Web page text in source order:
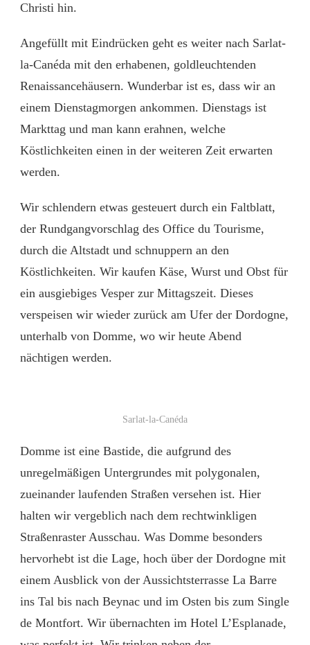
Christi hin.
Angefüllt mit Eindrücken geht es weiter nach Sarlat-
la-Canéda mit den erhabenen, goldleuchtenden
Renaissancehäusern. Wunderbar ist es, dass wir an
einem Dienstagmorgen ankommen. Dienstags ist
Markttag und man kann erahnen, welche
Köstlichkeiten einen in der weiteren Zeit erwarten
werden.
Wir schlendern etwas gesteuert durch ein Faltblatt,
der Rundgangvorschlag des Office du Tourisme,
durch die Altstadt und schnuppern an den
Köstlichkeiten. Wir kaufen Käse, Wurst und Obst für
ein ausgiebiges Vesper zur Mittagszeit. Dieses
verspeisen wir wieder zurück am Ufer der Dordogne,
unterhalb von Domme, wo wir heute Abend
nächtigen werden.
Sarlat-la-Canéda
Domme ist eine Bastide, die aufgrund des
unregelmäßigen Untergrundes mit polygonalen,
zueinander laufenden Straßen versehen ist. Hier
halten wir vergeblich nach dem rechtwinkligen
Straßenraster Ausschau. Was Domme besonders
hervorhebt ist die Lage, hoch über der Dordogne mit
einem Ausblick von der Aussichtsterrasse La Barre
ins Tal bis nach Beynac und im Osten bis zum Single
de Montfort. Wir übernachten im Hotel L’Esplanade,